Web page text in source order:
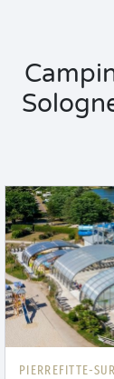
PIERREFITTE-